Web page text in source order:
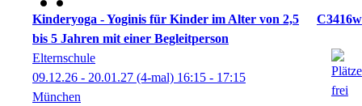
Kinderyoga - Yoginis für Kinder im Alter von 2,5
bis 5 Jahren mit einer Begleitperson
C3416w
Elternschule
09.12.26 - 20.01.27 (4-mal) 16:15 - 17:15
München